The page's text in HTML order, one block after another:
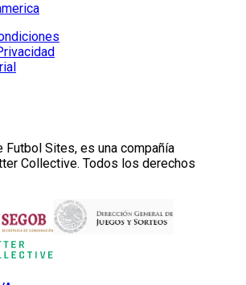
Futbol Sites, es una compañía
Collective. Todos los derechos